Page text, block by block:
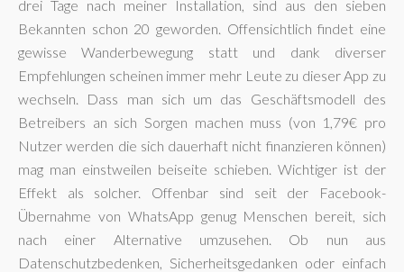
drei Tage nach meiner Installation, sind aus den sieben
Bekannten schon 20 geworden. Offensichtlich findet eine
gewisse Wanderbewegung statt und dank diverser
Empfehlungen scheinen immer mehr Leute zu dieser App zu
wechseln. Dass man sich um das Geschäftsmodell des
Betreibers an sich Sorgen machen muss (von 1,79€ pro
Nutzer werden die sich dauerhaft nicht finanzieren können)
mag man einstweilen beiseite schieben. Wichtiger ist der
Effekt als solcher. Offenbar sind seit der Facebook-
Übernahme von WhatsApp genug Menschen bereit, sich
nach einer Alternative umzusehen. Ob nun aus
Datenschutzbedenken, Sicherheitsgedanken oder einfach